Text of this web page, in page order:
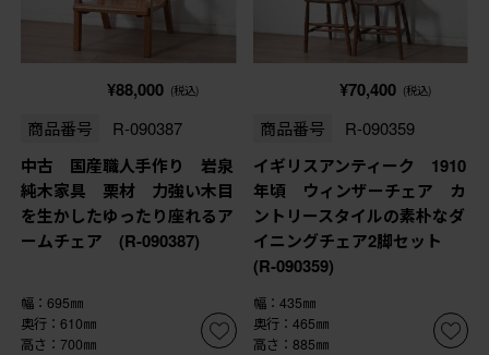
¥88,000 (税込)
商品番号 R-090387
中古 国産職人手作り 岩泉
純木家具 栗材 力強い木目
を生かしたゆったり座れるア
ームチェア (R-090387)
幅：695㎜
奥行：610㎜
高さ：700㎜
¥70,400 (税込)
商品番号 R-090359
イギリスアンティーク 1910
年頃 ウィンザーチェア カ
ントリースタイルの素朴なダ
イニングチェア2脚セット
(R-090359)
幅：435㎜
奥行：465㎜
高さ：885㎜